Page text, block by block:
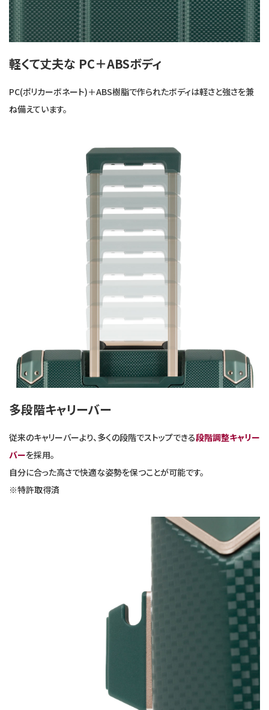
軽くて丈夫な PC＋ABSボディ
PC(ポリカーボネート)＋ABS樹脂で作られたボディは軽さと強さを兼
ね備えています。
多段階キャリーバー
従来のキャリーバーより、多くの段階でストップできる段階調整キャリー
バーを採用。
自分に合った高さで快適な姿勢を保つことが可能です。
※特許取得済